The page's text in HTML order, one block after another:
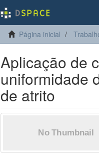
Página inicial
Aplicação de
uniformidade
de atrito